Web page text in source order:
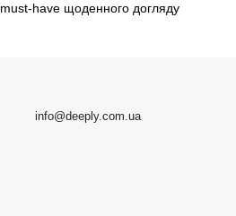
must-have щоденного догляду
info@deeply.com.ua